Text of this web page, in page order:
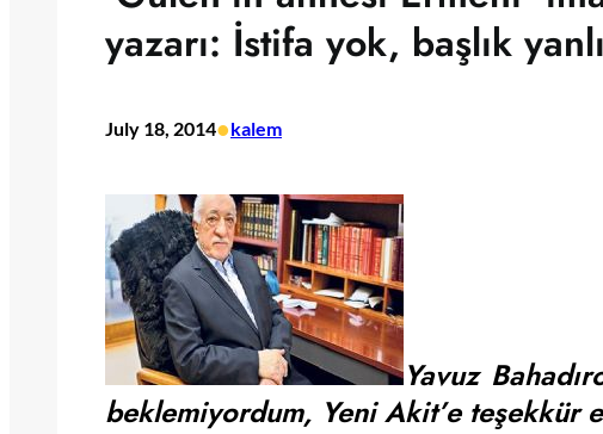
yazarı: İstifa yok, başlık
July 18, 2014•kalem
Yavuz
beklemiyordum, Yeni Akit’e teşekkür